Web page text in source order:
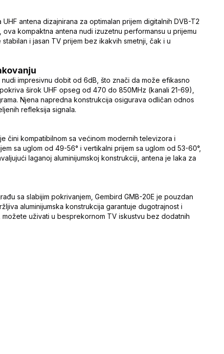
antena dizajnirana za optimalan prijem digitalnih DVB-T2
kompaktna antena nudi izuzetnu performansu u prijemu
i jasan TV prijem bez ikakvih smetnji, čak i u
impresivnu dobit od 6dB, što znači da može efikasno
širok UHF opseg od 470 do 850MHz (kanali 21-69),
Njena napredna konstrukcija osigurava odličan odnos
refleksija signala.
čini kompatibilnom sa većinom modernih televizora i
sa uglom od 49-56° i vertikalni prijem sa uglom od 53-60°,
laganoj aluminijumskoj konstrukciji, antena je laka za
sa slabijim pokrivanjem, Gembird GMB-20E je pouzdan
aluminijumska konstrukcija garantuje dugotrajnost i
uživati u besprekornom TV iskustvu bez dodatnih